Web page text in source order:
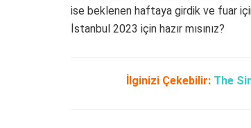
ise beklenen haftaya girdik ve fuar
İstanbul 2023 için hazır mısınız?
İlginizi Çekebilir: The